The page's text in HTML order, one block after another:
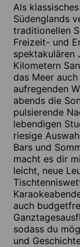
Als
Südenglands
traditionellen
Freizeit- und
spektakulären
Kilometern
das Meer
aufregenden
abends die
pulsierende
lebendigen
riesige
Bars und
macht es dir
leicht, neue
auch
sodass du
und